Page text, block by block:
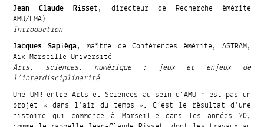
Jean Claude Risset, directeur de Recherche émérite
AMU/LMA)
Introduction
Jacques Sapiéga, maître de Conférences émérite, ASTRAM,
Aix Marseille Université
Arts, sciences, numérique : jeux et enjeux de
l’interdisciplinarité
Une UMR entre Arts et Sciences au sein d’AMU n’est pas un
projet « dans l’air du temps ». C’est le résultat d’une
histoire qui commence à Marseille dans les années 70,